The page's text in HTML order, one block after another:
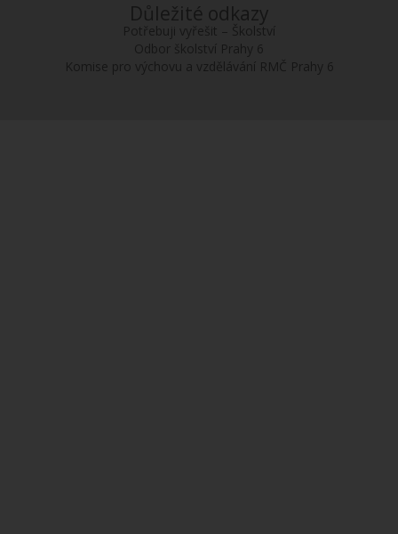
Důležité odkazy
Potřebuji vyřešit – Školství
Odbor školství Prahy 6
Komise pro výchovu a vzdělávání RMČ Prahy 6